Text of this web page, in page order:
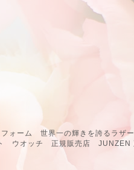
ーム 世界一の輝きを誇るラザ
ト ウオッチ 正規販売店